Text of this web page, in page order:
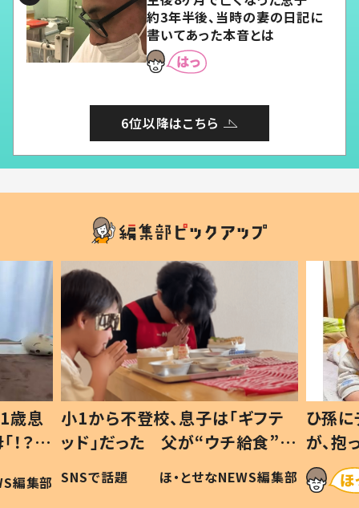
約3年半後、当時の妻の日記に
書いてあった本音とは
6位以降はこちら
歳息
？」
編集部
小1から不登校、息子は「ギフテ
ッド」だった 父が“ウチ給食”を
作り続ける理由とは #令和の親
#令和の子
SNSで話題 ほ・とせなNEWS編集部
ひ孫
が、
「涙が
い」